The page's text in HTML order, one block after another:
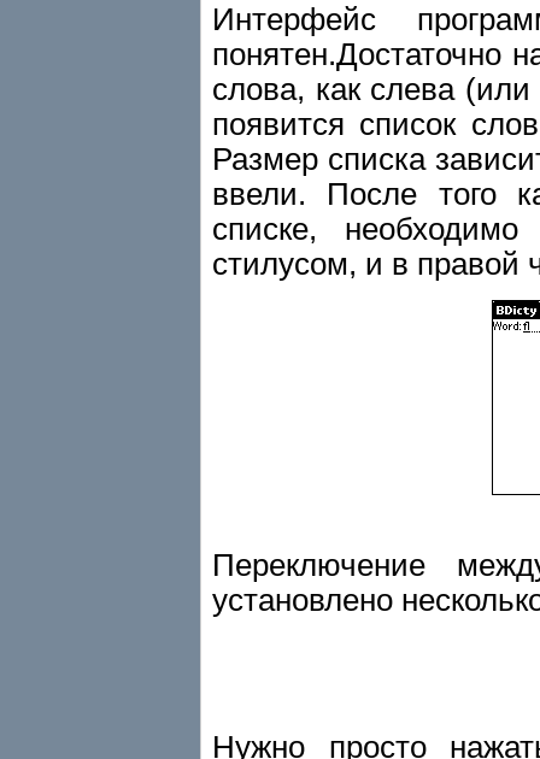
Интерфейс
понятен.Достаточно
слова, как слева (или
появится список
Размер списка
ввели. После того
списке,
стилусом, и в правой
Переключение
установлено
Нужно просто